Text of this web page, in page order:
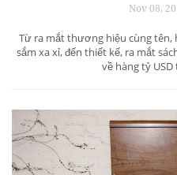
Nov 08,
Từ ra mắt thương hiệu cùng
sắm xa xỉ, đến thiết kế, ra mắt
về hàng tỷ